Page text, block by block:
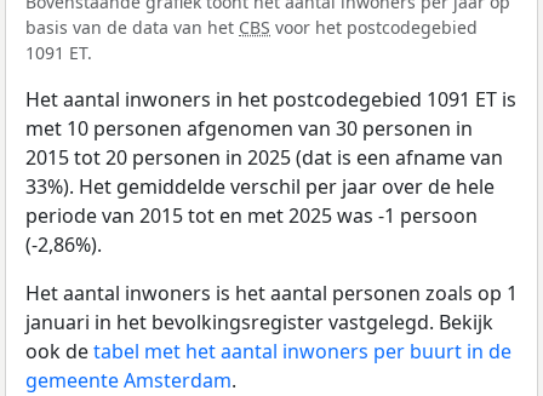
basis van de data van het CBS voor het postcodegebied
1091 ET.
Het aantal inwoners in het postcodegebied 1091 ET is
met 10 personen afgenomen van 30 personen in
2015 tot 20 personen in 2025 (dat is een afname van
33%). Het gemiddelde verschil per jaar over de hele
periode van 2015 tot en met 2025 was -1 persoon
(-2,86%).
Het aantal inwoners is het aantal personen zoals op 1
januari in het bevolkingsregister vastgelegd. Bekijk
ook detabel met het aantal inwoners per buurt in de
gemeente Amsterdam.